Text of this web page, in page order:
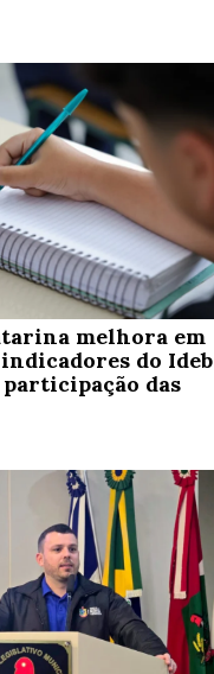
melhora em
do Ideb
das